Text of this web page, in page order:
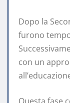
Dopo la
furono
con un